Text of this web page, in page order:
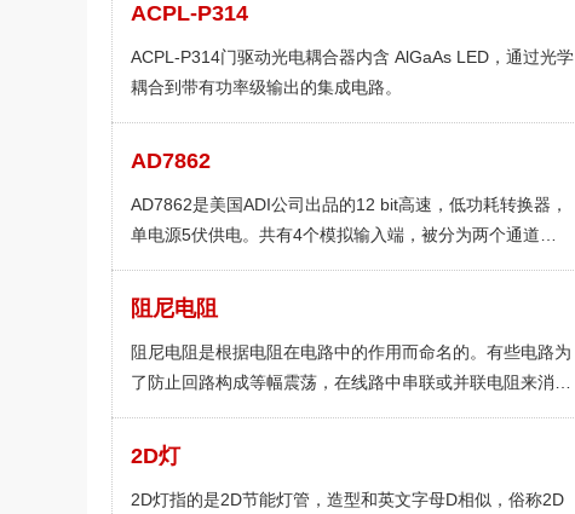
ACPL-P314
ACPL-P314门驱动光电耦合器内含 AlGaAs LED，通过光学
耦合到带有功率级输出的集成电路。
AD7862
AD7862是美国ADI公司出品的12 bit高速，低功耗转换器，
单电源5伏供电。共有4个模拟输入端，被分为两个通道
端(VA1＆VA2或者VB1&VB2)。能够接受的模拟信号的输入
范围为正负10伏。不过模拟信号的输入端的过压保护允许输
入电压达到正负17伏。
阻尼电阻
阻尼电阻是根据电阻在电路中的作用而命名的。有些电路为
了防止回路构成等幅震荡，在线路中串联或并联电阻来消耗
2D灯
2D灯指的是2D节能灯管，造型和英文字母D相似，俗称2D